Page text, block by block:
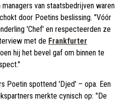
van staatsbedrijven waren
door Poetins beslissing. "Vóór
'Chef' en respecteerden ze
met de Frankfurter
hij het bevel gaf om binnen te
Poetin spottend 'Djed' – opa. Een
merkte cynisch op: "De